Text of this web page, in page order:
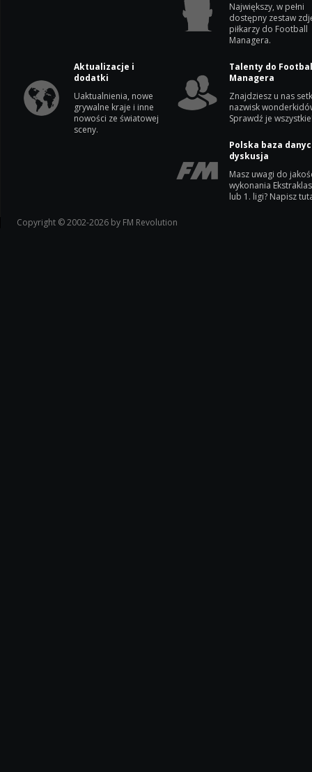
Największy, w pełni
dostępny zestaw
piłkarzy do Football
Managera.
Aktualizacje i
dodatki
Uaktualnienia, nowe
grywalne kraje i inne
nowości ze światowej
sceny.
Talenty do
Managera
Znajdziesz u nas
nazwisk
Sprawdź je
Polska baza
dyskusja
Masz uwagi do
wykonania
lub 1. ligi? Napisz
Copyright © 2002-2026 by FM Revolution